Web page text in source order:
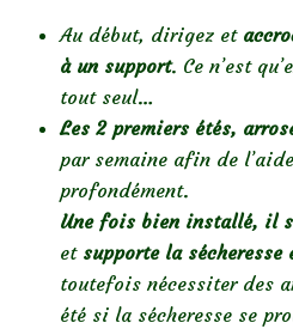
Au début, dirigez et
à un support. Ce n’est
tout seul…
Les 2 premiers étés,
par semaine afin de
profondément.
Une fois bien installé, il
et supporte la sécheresse
toutefois nécessiter des
été si la sécheresse se